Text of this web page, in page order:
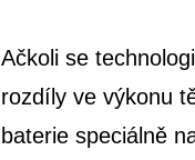
Ačkoli se
rozdíly ve výkonu
baterie speciálně